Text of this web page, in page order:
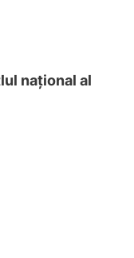
național al